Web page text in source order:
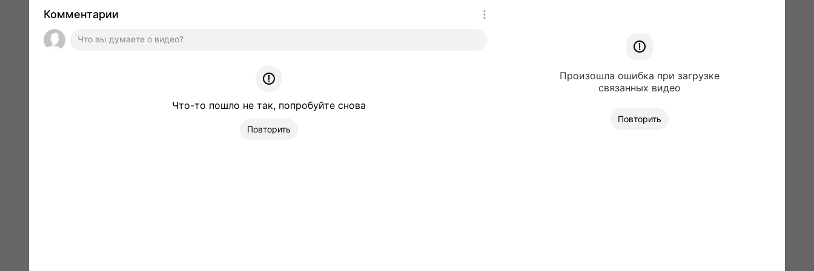
Комментарии
Что-то пошло не так, попробуйте снова
Повторить
Произошла ошибка при загрузке
связанных видео
Повторить